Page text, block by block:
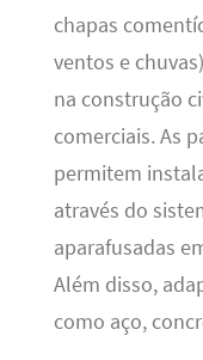
chapas
ventos e
na construção
comerciais. As
permitem
através do
aparafusadas
Além disso,
como aço,